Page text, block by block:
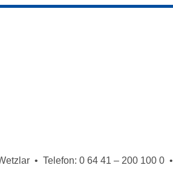
• Telefon: 0 64 41 – 200 100 0 •